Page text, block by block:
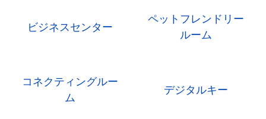
ビジネスセンター
ペットフレンドリー
ルーム
コネクティングルー
ム
デジタルキー